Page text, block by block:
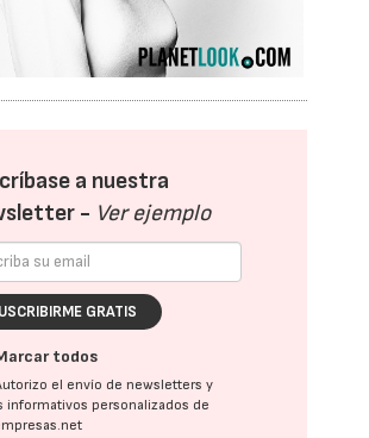
a nuestra
- Ver ejemplo
GRATIS
todos
el envío de newsletters y
informativos personalizados de